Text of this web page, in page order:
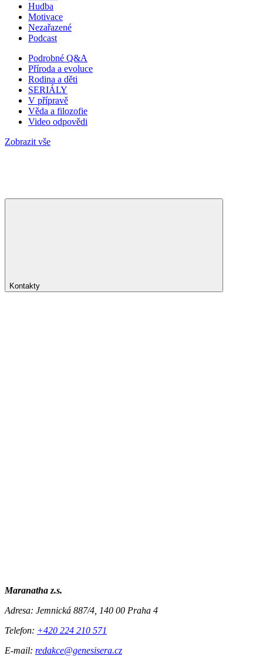
Hudba
Motivace
Nezařazené
Podcast
Podrobné Q&A
Příroda a evoluce
Rodina a děti
SERIÁLY
V přípravě
Věda a filozofie
Video odpovědi
Zobrazit vše
Kontakty
Maranatha z.s.
Adresa: Jemnická 887/4, 140 00 Praha 4
Telefon: +420 224 210 571
E-mail: redakce@genesisera.cz